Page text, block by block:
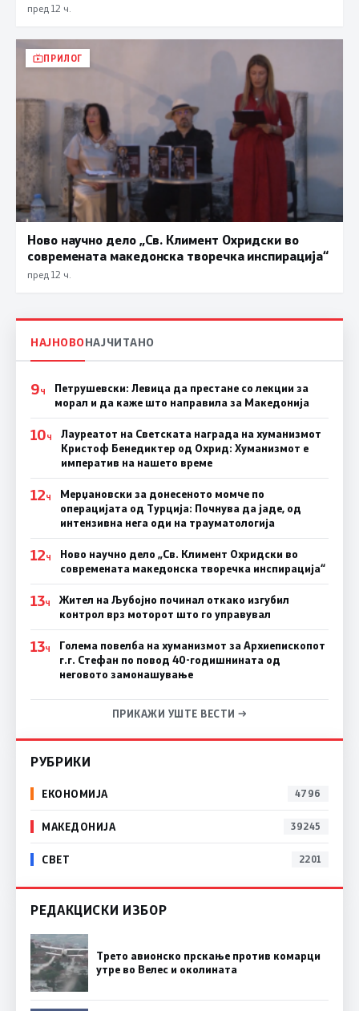
пред 12 ч.
ПРИЛОГ
Ново научно дело „Св. Климент Охридски во
современата македонска творечка инспирација“
пред 12 ч.
НАЈНОВОНАЈЧИТАНО
9Ч
Петрушевски: Левица да престане со лекции за
морал и да каже што направила за Македонија
10Ч
Лауреатот на Светската награда на хуманизмот
Кристоф Бенедиктер од Охрид: Хуманизмот е
императив на нашето време
12Ч
Мерџановски за донесеното момче по
операцијата од Турција: Почнува да јаде, од
интензивна нега оди на трауматологија
12Ч
Ново научно дело „Св. Климент Охридски во
современата македонска творечка инспирација“
13Ч
Жител на Љубојно починал откако изгубил
контрол врз моторот што го управувал
13Ч
Голема повелба на хуманизмот за Архиепископот
г.г. Стефан по повод 40-годишнината од
неговото замонашување
ПРИКАЖИ УШТЕ ВЕСТИ →
РУБРИКИ
ЕКОНОМИЈА 4796
МАКЕДОНИЈА 39245
СВЕТ 2201
РЕДАКЦИСКИ ИЗБОР
Трето авионско прскање против комарци
утре во Велес и околината